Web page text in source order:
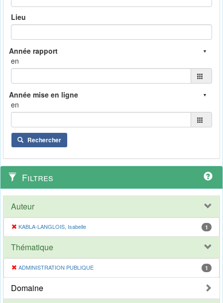
Lieu
en
en
Rechercher
Filtres
Auteur
KABLA-LANGLOIS, Isabelle 1
Thématique
ADMINISTRATION PUBLIQUE 1
Domaine